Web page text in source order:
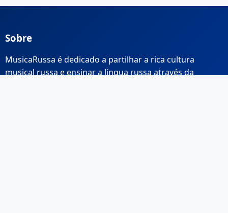
Sobre
MusicaRussa é dedicado a partilhar a rica cultura
musical russa e ensinar a língua russa através da